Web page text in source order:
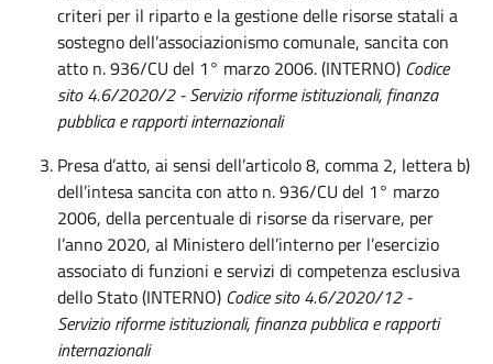
criteri per il riparto e la gestione delle risorse statali a
sostegno dell’associazionismo comunale, sancita con
atto n. 936/CU del 1° marzo 2006. (INTERNO) Codice
sito 4.6/2020/2 - Servizio riforme istituzionali, finanza
pubblica e rapporti internazionali
Presa d’atto, ai sensi dell’articolo 8, comma 2, lettera b)
dell’intesa sancita con atto n. 936/CU del 1° marzo
2006, della percentuale di risorse da riservare, per
l’anno 2020, al Ministero dell’interno per l’esercizio
associato di funzioni e servizi di competenza esclusiva
dello Stato (INTERNO) Codice sito 4.6/2020/12 -
Servizio riforme istituzionali, finanza pubblica e rapporti
internazionali